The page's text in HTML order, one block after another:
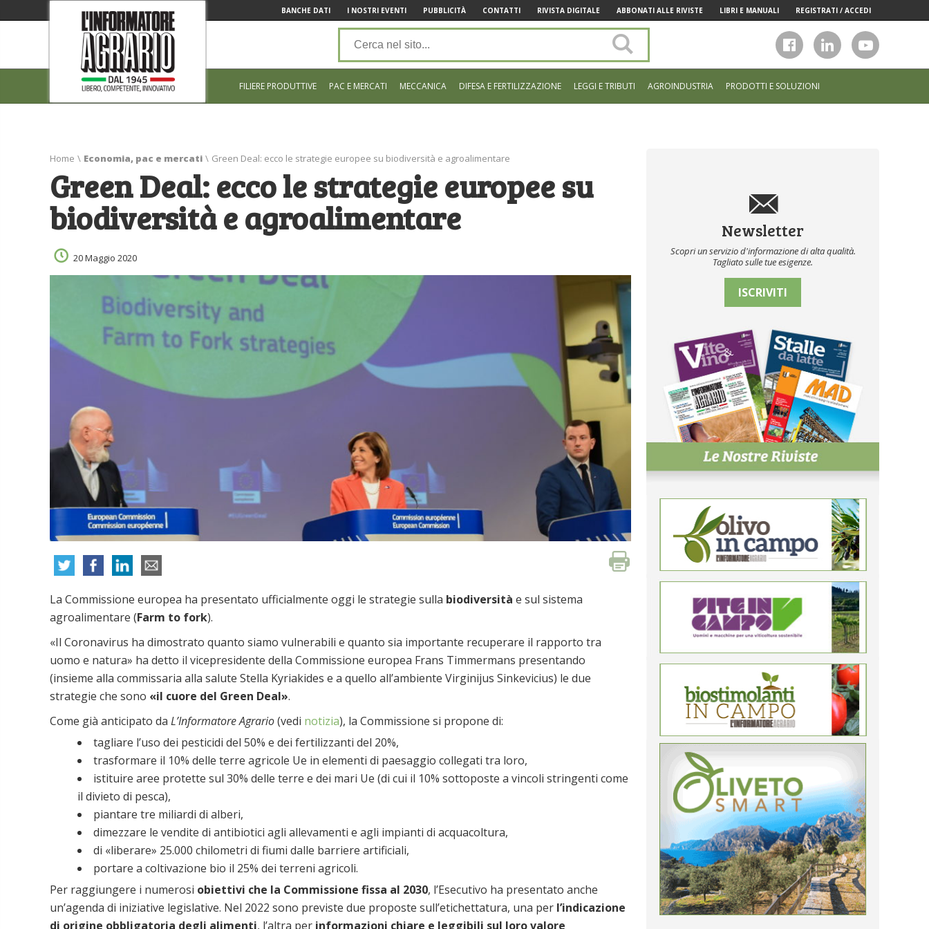
BANCHE DATI I NOSTRI EVENTI PUBBLICITÀ CONTATTI RIVISTA DIGITALE ABBONATI ALLE RIVISTE LIBRI E MANUALI REGISTRATI / ACCEDI
sito
FILIERE PRODUTTIVE PAC E MERCATI MECCANICA DIFESA E FERTILIZZAZIONE LEGGI E TRIBUTI AGROINDUSTRIA PRODOTTI E SOLUZIONI
Home \ Economia, pac e mercati \ Green Deal: ecco le strategie europee su biodiversità e agroalimentare
Green Deal: ecco le strategie europee su
biodiversità e agroalimentare
20 Maggio 2020
La Commissione europea ha presentato ufficialmente oggi le strategie sulla biodiversità e sul sistema
agroalimentare (Farm to fork).
«Il Coronavirus ha dimostrato quanto siamo vulnerabili e quanto sia importante recuperare il rapporto tra
uomo e natura» ha detto il vicepresidente della Commissione europea Frans Timmermans presentando
(insieme alla commissaria alla salute Stella Kyriakides e a quello all’ambiente Virginijus Sinkevicius) le due
strategie che sono «il cuore del Green Deal».
Come già anticipato da L’Informatore Agrario(vedi notizia), la Commissione si propone di:
tagliare l’uso dei pesticidi del 50% e dei fertilizzanti del 20%,
trasformare il 10% delle terre agricole Ue in elementi di paesaggio collegati tra loro,
istituire aree protette sul 30% delle terre e dei mari Ue (di cui il 10% sottoposte a vincoli stringenti come
il divieto di pesca),
piantare tre miliardi di alberi,
dimezzare le vendite di antibiotici agli allevamenti e agli impianti di acquacoltura,
di «liberare» 25.000 chilometri di fiumi dalle barriere artificiali,
portare a coltivazione bio il 25% dei terreni agricoli.
Per raggiungere i numerosi obiettivi che la Commissione fissa al 2030, l’Esecutivo ha presentato anche
un’agenda di iniziative legislative. Nel 2022 sono previste due proposte sull’etichettatura, una per l’indicazione
di origine obbligatoria degli alimenti, l’altra per informazioni chiare e leggibili sul loro valore
Newsletter
Scopri un servizio d'informazione di alta qualità.
Tagliato sulle tue esigenze.
ISCRIVITI